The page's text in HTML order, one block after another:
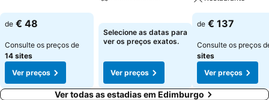
de € 48
Consulte os preços de
14 sites
Ver preços
Selecione as datas para
ver os preços exatos.
Ver preços
de € 137
Consulte os preços
sites
Ver preços
Ver todas as estadias em Edimburgo